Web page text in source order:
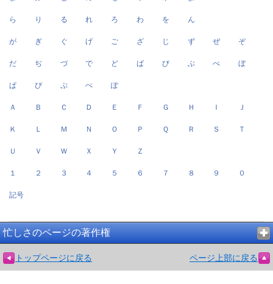
ら り る れ ろ わ を ん
が ぎ ぐ げ ご ざ じ ず ぜ ぞ
だ ぢ づ で ど ば び ぶ べ ぼ
ぱ ぴ ぷ ぺ ぽ
Ａ Ｂ Ｃ Ｄ Ｅ Ｆ Ｇ Ｈ Ｉ Ｊ
Ｋ Ｌ Ｍ Ｎ Ｏ Ｐ Ｑ Ｒ Ｓ Ｔ
Ｕ Ｖ Ｗ Ｘ Ｙ Ｚ
１ ２ ３ ４ ５ ６ ７ ８ ９ ０
記号
忙しさのページの著作権
トップページに戻る ページ上部に戻る